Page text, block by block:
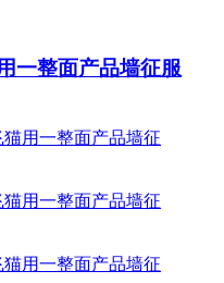
一整面产品墙征服